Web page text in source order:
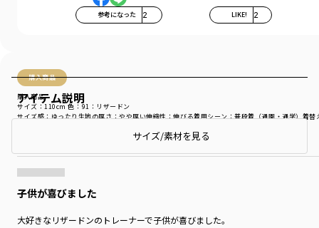
参考になった 2 LIKE! 2
購入商品
購入商品
サイズ感：ゆったり生地の厚さ：やや厚い伸縮性：伸びる着用シーン：普段着（通園・通学）着替
サイズ：110cm色：91：リザードン
子供が喜びました
大好きなリザードンのトレーナーで子供が喜びました。
アイテム説明
サイズ/素材を見る